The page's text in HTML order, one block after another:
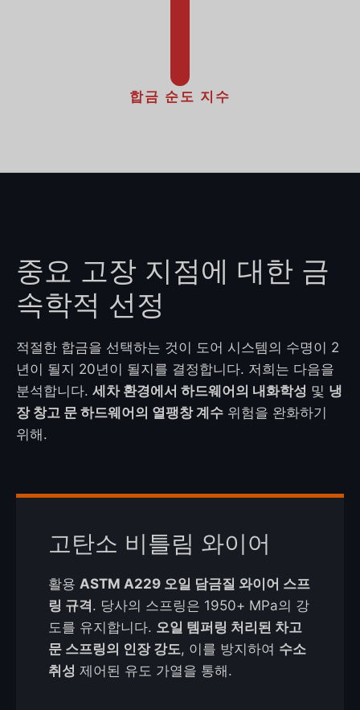
합금 순도 지수
중요 고장 지점에 대한 금
속학적 선정
적절한 합금을 선택하는 것이 도어 시스템의 수명이 2
년이 될지 20년이 될지를 결정합니다. 저희는 다음을
분석합니다. 세차 환경에서 하드웨어의 내화학성 및 냉
장 창고 문 하드웨어의 열팽창 계수 위험을 완화하기
위해.
고탄소 비틀림 와이어
활용 ASTM A229 오일 담금질 와이어 스프
링 규격 . 당사의 스프링은 1950+ MPa의 강
도를 유지합니다. 오일 템퍼링 처리된 차고
문 스프링의 인장 강도, 이를 방지하여 수소
취성 제어된 유도 가열을 통해.